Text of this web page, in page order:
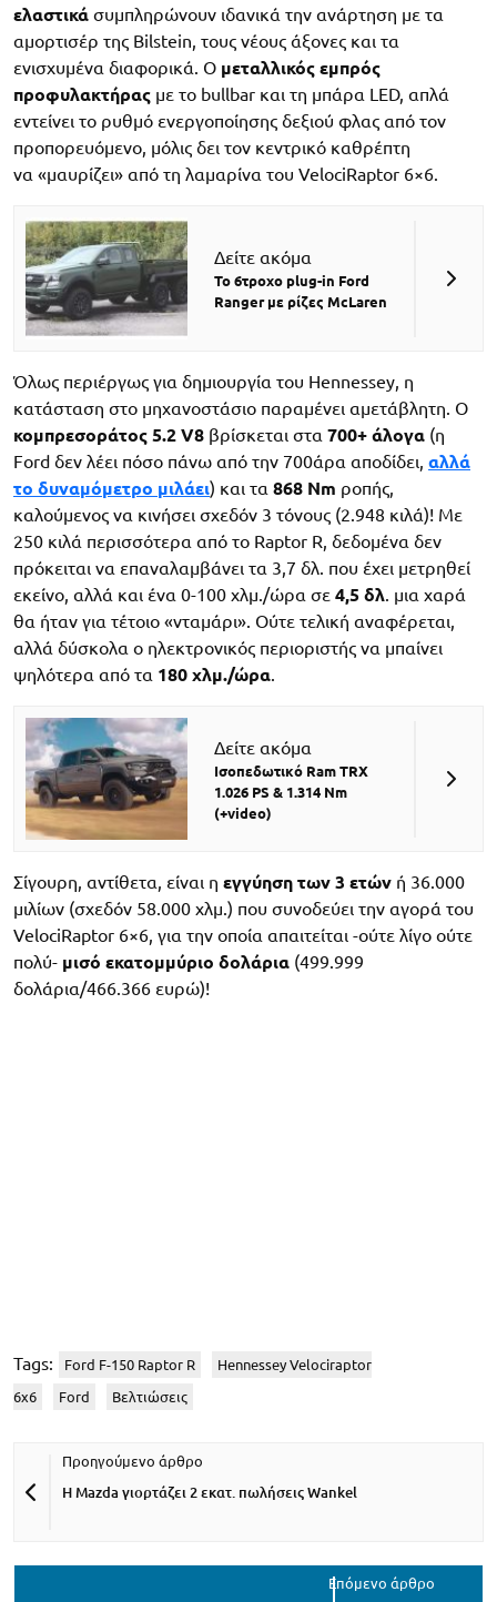
ελαστικά συμπληρώνουν ιδανικά την ανάρτηση με τα
αμορτισέρ της Bilstein, τους νέους άξονες και τα
ενισχυμένα διαφορικά. Ο μεταλλικός εμπρός
προφυλακτήρας με το bullbar και τη μπάρα LED, απλά
εντείνει το ρυθμό ενεργοποίησης δεξιού φλας από τον
προπορευόμενο, μόλις δει τον κεντρικό καθρέπτη
να «μαυρίζει» από τη λαμαρίνα του VelociRaptor 6×6.
Δείτε ακόμα
Το 6τροχο plug-in Ford
Ranger με ρίζες McLaren
Όλως περιέργως για δημιουργία του Hennessey, η
κατάσταση στο μηχανοστάσιο παραμένει αμετάβλητη. Ο
κομπρεσοράτος 5.2 V8 βρίσκεται στα 700+ άλογα (η
Ford δεν λέει πόσο πάνω από την 700άρα αποδίδει, αλλά
το δυναμόμετρο μιλάει) και τα 868 Nm ροπής,
καλούμενος να κινήσει σχεδόν 3 τόνους (2.948 κιλά)! Με
250 κιλά περισσότερα από το Raptor R, δεδομένα δεν
πρόκειται να επαναλαμβάνει τα 3,7 δλ. που έχει μετρηθεί
εκείνο, αλλά και ένα 0-100 χλμ./ώρα σε 4,5 δλ. μια χαρά
θα ήταν για τέτοιο «νταμάρι». Ούτε τελική αναφέρεται,
αλλά δύσκολα ο ηλεκτρονικός περιοριστής να μπαίνει
ψηλότερα από τα 180 χλμ./ώρα.
Δείτε ακόμα
Ισοπεδωτικό Ram TRX
1.026 PS & 1.314 Nm
(+video)
Σίγουρη, αντίθετα, είναι η εγγύηση των 3 ετών ή 36.000
μιλίων (σχεδόν 58.000 χλμ.) που συνοδεύει την αγορά του
VelociRaptor 6×6, για την οποία απαιτείται -ούτε λίγο ούτε
πολύ- μισό εκατομμύριο δολάρια (499.999
δολάρια/466.366 ευρώ)!
Tags: Ford F-150 Raptor R Hennessey Velociraptor
6x6 Ford Βελτιώσεις
Η Mazda γιορτάζει 2 εκατ. πωλήσεις Wankel